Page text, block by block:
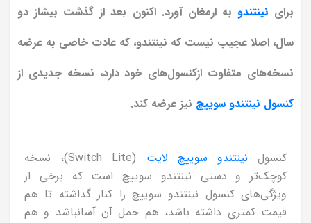
برای نینتندو به ارمغان آورد. اکنون بعد از گذشت بیشاز دو
سال، اصلا عجیب نیست که نینتندو، که عادت خاصی به عرضه
نسخه‌های متفاوت ازکنسول‌های خود دارد، نسخه جدیدی از
کنسول نینتندو سوییچ نیز عرضه کند.
کنسول نینتندو سوییچ لایت
(Switch Lite)، نسخه
کوچک‌تر و دستی نینتندو سوییچ است که برخی از
ویژگی‌های کنسول نینتندو سوییچ را کنار گذاشته تا هم
قیمت کمتری داشته باشد، هم حمل آن آسانباشد و هم